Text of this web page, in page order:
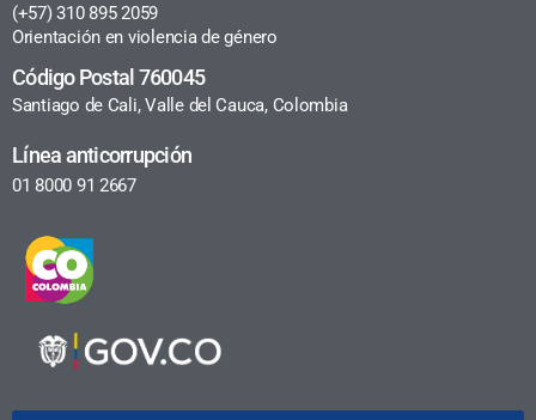
(+57) 310 895 2059
Orientación en violencia de género
Código Postal 760045
Santiago de Cali, Valle del Cauca, Colombia
Línea anticorrupción
01 8000 91 2667